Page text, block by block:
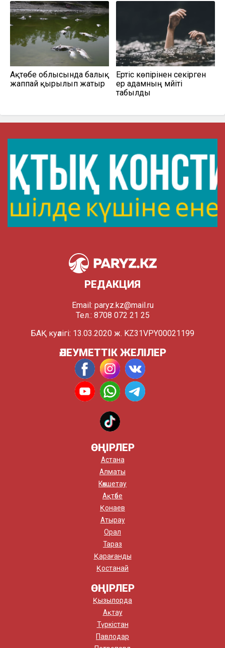
Ақтөбе облысында балық
жаппай қырылып жатыр
Ертіс көпірінен секірген
ер адамның мәйіті
табылды
РЕДАКЦИЯ
Email: paryz.kz@mail.ru
Тел.: 8708 072 21 25
БАҚ куәлігі: 13.03.2020 ж. KZ31VPY00021199
ӘЛЕУМЕТТІК ЖЕЛІЛЕР
ӨҢІРЛЕР
Астана
Алматы
Көкшетау
Ақтөбе
Қонаев
Атырау
Орал
Тараз
Қарағанды
Қостанай
ӨҢІРЛЕР
Қызылорда
Ақтау
Түркістан
Павлодар